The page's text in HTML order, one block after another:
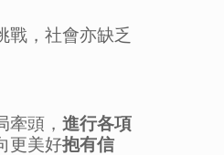
戰，社會亦缺乏
牽頭， 進行各項
更美好抱有信